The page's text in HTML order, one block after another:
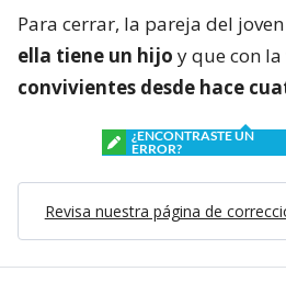
Para cerrar, la pareja del
ella tiene un hijo y que con
convivientes desde hace
¿ENCONTRASTE UN
ERROR?
Revisa nuestra página de